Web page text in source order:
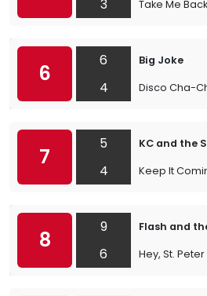
3 Take Me
6
6
4
Big Joke
Disco Cha-
7
5
4
KC and the
Keep It
8
9
6
Flash and
Hey, St. Peter